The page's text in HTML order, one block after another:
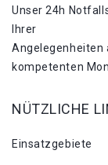
Unser 24h
Ihrer
Angelegenheiten
kompetenten
NÜTZLICHE
Einsatzgebiete